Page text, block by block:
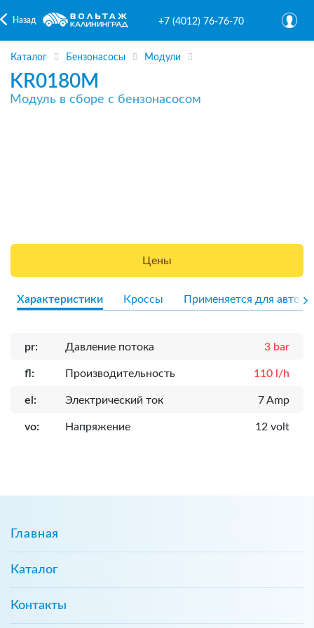
Назад +7 (4012) 76-76-70
Каталог Бензонасосы Модули
KR0180M
Модуль в сборе с бензонасосом
Цены
Характеристики Кроссы Применяется для авто
pr: Давление потока 3 bar
fl: Производительность 110 l/h
el: Электрический ток 7 Amp
vo: Напряжение 12 volt
Главная
Каталог
Контакты